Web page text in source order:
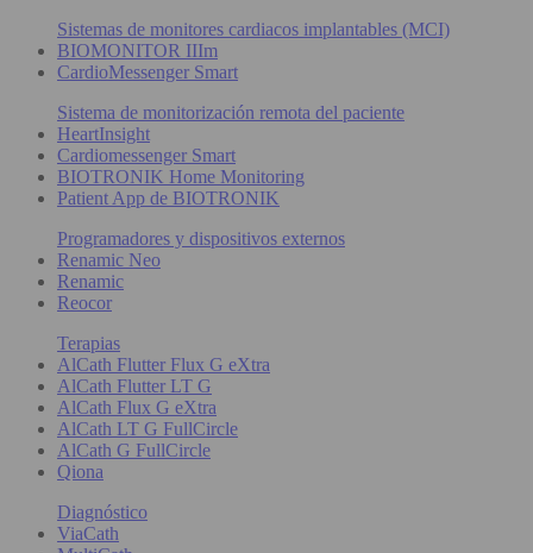
Sistemas de monitores cardiacos implantables (MCI)
BIOMONITOR IIIm
CardioMessenger Smart
Sistema de monitorización remota del paciente
HeartInsight
Cardiomessenger Smart
BIOTRONIK Home Monitoring
Patient App de BIOTRONIK
Programadores y dispositivos externos
Renamic Neo
Renamic
Reocor
Terapias
AlCath Flutter Flux G eXtra
AlCath Flutter LT G
AlCath Flux G eXtra
AlCath LT G FullCircle
AlCath G FullCircle
Qiona
Diagnóstico
ViaCath